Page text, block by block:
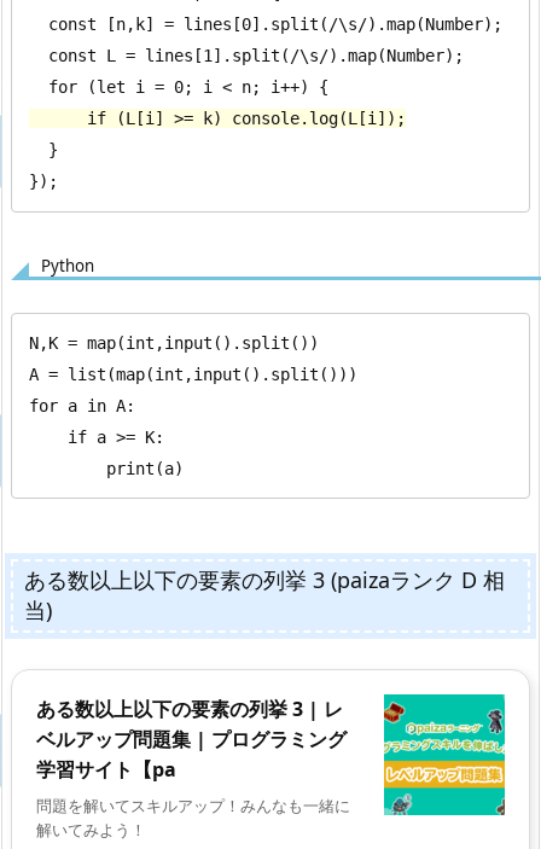
      if (L[i] >= k) console.log(L[i]);
});
Python
N,K = map(int,input().split())
A = list(map(int,input().split()))
for a in A:
        print(a)
ある数以上以下の要素の列挙 3 (paizaランク D 相
当)
ある数以上以下の要素の列挙 3 | レ
ベルアップ問題集 | プログラミング
学習サイト【pa
問題を解いてスキルアップ！みんなも一緒に
解いてみよう！